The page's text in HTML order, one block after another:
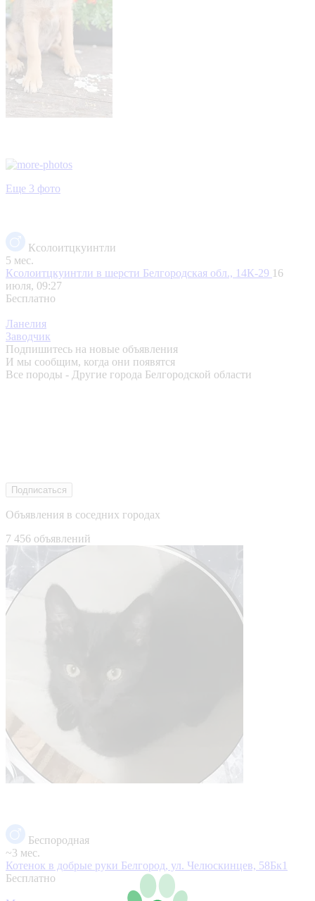
Еще 3 фото
Ксолоитцкуинтли
5 мес.
Ксолоитцкуинтли в шерсти Белгородская обл., 14К-29 16
июля, 09:27
Бесплатно
Ланелия
Заводчик
Подпишитесь на новые объявления
И мы сообщим, когда они появятся
Все породы - Другие города Белгородской области
Подписаться
Объявления в соседних городах
7 456 объявлений
Беспородная
~3 мес.
Котенок в добрые руки Белгород, ул. Челюскинцев, 58Бк1
Бесплатно